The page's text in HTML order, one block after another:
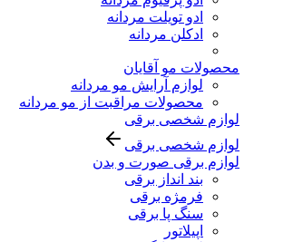
ادو تویلت مردانه
ادکلن مردانه
محصولات مو آقایان
لوازم آرایش مو مردانه
محصولات مراقبت از مو مردانه
لوازم شخصی برقی
لوازم شخصی برقی
لوازم برقی صورت و بدن
بند انداز برقی
فرمژه برقی
سنگ پا برقی
اپیلاتور